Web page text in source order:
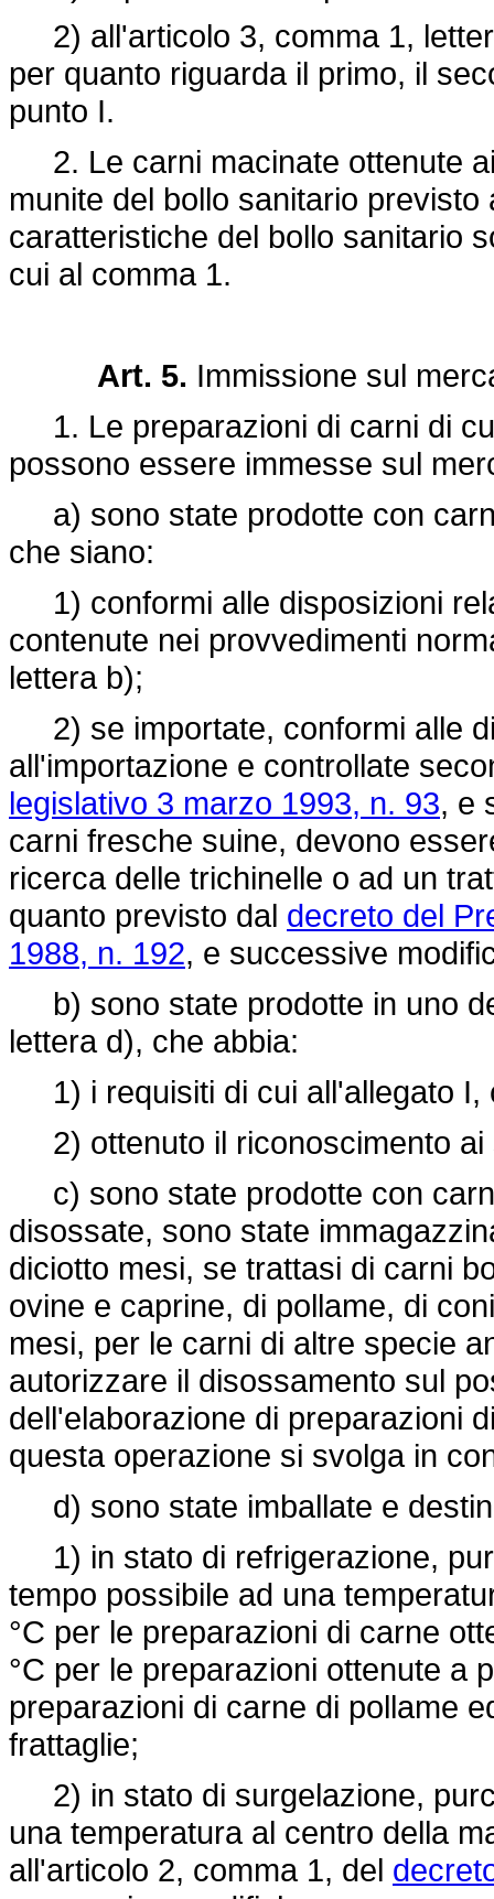
2) all'articolo 3, comma 1,
per quanto riguarda il primo, il
punto I.
2. Le carni macinate ottenute
munite del bollo sanitario
caratteristiche del bollo sanitario
cui al comma 1.
Art. 5. Immissione sul
1. Le preparazioni di carni di
possono essere immesse sul
a) sono state prodotte con
che siano:
1) conformi alle disposizioni
contenute nei provvedimenti
lettera b);
2) se importate, conformi alle
all'importazione e controllate
legislativo 3 marzo 1993, n. 93, e
carni fresche suine, devono
ricerca delle trichinelle o ad un
quanto previsto dal decreto del
1988, n. 192, e successive
b) sono state prodotte in uno
lettera d), che abbia:
1) i requisiti di cui all'allegato I,
2) ottenuto il riconoscimento ai
c) sono state prodotte con
disossate, sono state
diciotto mesi, se trattasi di carni
ovine e caprine, di pollame, di
mesi, per le carni di altre specie
autorizzare il disossamento sul
dell'elaborazione di preparazioni
questa operazione si svolga in
d) sono state imballate e
1) in stato di refrigerazione,
tempo possibile ad una
°C per le preparazioni di carne
°C per le preparazioni ottenute a
preparazioni di carne di pollame
frattaglie;
2) in stato di surgelazione,
una temperatura al centro della
all'articolo 2, comma 1, del